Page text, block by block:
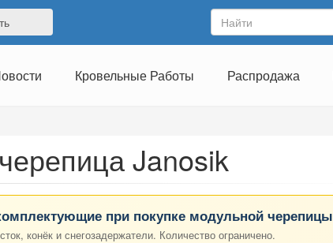
Кровельные Работы Распродажа
Janosik
при покупке модульной черепицы
конёк и снегозадержатели. Количество ограничено.